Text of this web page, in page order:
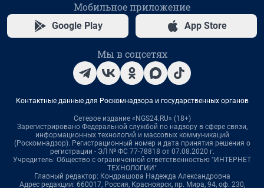
Мобильное приложение
Google Play App Store
Мы в соцсетях
Контактные данные для Роскомнадзора и государственных органов
Сетевое издание «NGS24.RU» (18+)
Зарегистрировано Федеральной службой по надзору в сфере связи,
информационных технологий и массовых коммуникаций
(Роскомнадзор). Регистрационный номер и дата принятия решения о
регистрации - ЭЛ № ФС 77-78818 от 07.08.2020 г.
Учредитель: Общество с ограниченной ответственностью "ИНТЕРНЕТ
ТЕХНОЛОГИИ"
Главный редактор: Кондрашова Надежда Александровна
Адрес редакции: 660017, Россия, Красноярск, пр. Мира, 94, оф. 230,